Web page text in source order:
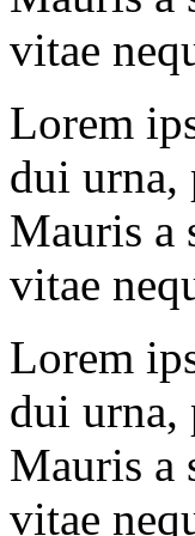
vitae
Lorem
dui urna,
Mauris a
vitae
Lorem
dui urna,
Mauris a
vitae
SAIGON
MANSION
BUILDING
Mansion Được
dựng trên khu
tại số 3 Võ Văn
Tần, phường 6,
quận 3, đối diện
trung tâm thể
Phan Đình
Dự án Căn hộ
cấp Saigon
tầng bao gồm